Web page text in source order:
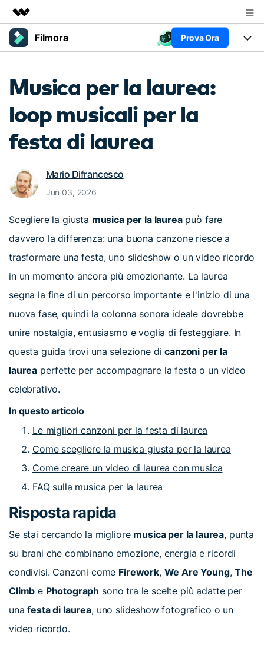
Prodotti in evidenza
Utilità
Panoramica
Soluzione
Chi siamo
Sala stampa
Supporto
Filmora Prova Ora
Piattaforme
Funzioni
Risorse
AI
Video/Immagine
Audio
Testo
Soluzioni
Creare
Tip per Editing
Tip per Screen Recorder
Diversi Editor Video
Tip per YouTube
Centro Aiuto
Contattaci Storie dei clienti
raggiungono il successo
Supporto
Apprendimento
NEGOZIO Accedi
cerca
Musica per la laurea:
loop musicali per la
festa di laurea
Mario Difrancesco
Jun 03, 2026
Scegliere la giusta musica per la laureapuò fare
davvero la differenza: una buona canzone riesce a
trasformare una festa, uno slideshow o un video ricordo
in un momento ancora più emozionante. La laurea
segna la fine di un percorso importante e l'inizio di una
nuova fase, quindi la colonna sonora ideale dovrebbe
unire nostalgia, entusiasmo e voglia di festeggiare. In
questa guida trovi una selezione dicanzoni per la
laurea perfette per accompagnare la festa o un video
celebrativo.
In questo articolo
Le migliori canzoni per la festa di laurea
Come scegliere la musica giusta per la laurea
Come creare un video di laurea con musica
FAQ sulla musica per la laurea
Risposta rapida
Se stai cercando la migliore musica per la laurea, punta
su brani che combinano emozione, energia e ricordi
condivisi. Canzoni come Firework, We Are Young,The
Climb e Photograph sono tra le scelte più adatte per
unafesta di laurea, uno slideshow fotografico o un
video ricordo.